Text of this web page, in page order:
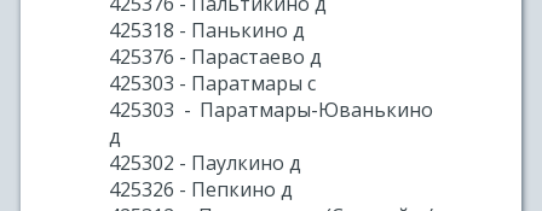
425318 - Панькино д
425376 - Парастаево д
425303 - Паратмары с
425303 - Паратмары-Юванькино
д
425302 - Паулкино д
425326 - Пепкино д